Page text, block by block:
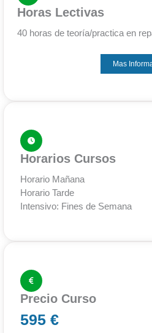
Horas Lectivas
40 horas de teoría/practica en
Mas
Horarios Cursos
Horario Mañana
Horario Tarde
Intensivo: Fines de Semana
Precio Curso
595 €